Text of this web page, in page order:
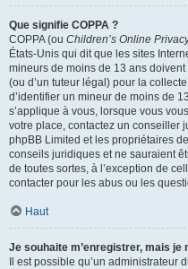
Que signifie COPPA ?
COPPA (ou Children’s Online
États-Unis qui dit que les sites
mineurs de moins de 13 ans
(ou d’un tuteur légal) pour la
d’identifier un mineur de moins de
s’applique à vous, lorsque vous
votre place, contactez un conseiller
phpBB Limited et les propriétaires
conseils juridiques et ne sauraient
de toutes sortes, à l’exception de
contacter pour les abus ou les
Haut
Je souhaite m’enregistrer, mais je
Il est possible qu’un administrateur